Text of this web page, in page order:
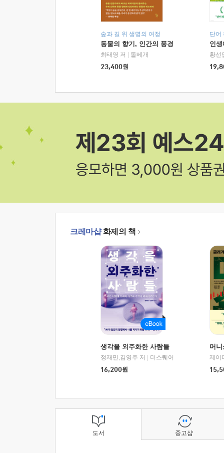
숲과 길 위 생명의 여정
동물의 향기, 인간의 풍경
최태영 저
돌베개
23,400원
단어
인
황선
크레마샵화제의 책
생각을 외주화한 사람들
정재민,김영주 저
더스퀘어
16,200원
머
도서 중고샵